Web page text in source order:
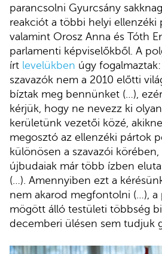
parancsolni Gyurcsány
reakciót a többi helyi ellenzéki
valamint Orosz Anna és Tóth
parlamenti képviselőkből. A
írt levelükben úgy
szavazók nem a 2010 előtti
bíztak meg bennünket (…),
kérjük, hogy ne nevezz ki
kerületünk vezetői közé,
megosztó az ellenzéki pártok
különösen a szavazói körében,
újbudaiak már több ízben
(…). Amennyiben ezt a
nem akarod megfontolni (…), a
mögött álló testületi többség
decemberi ülésen sem tudjuk